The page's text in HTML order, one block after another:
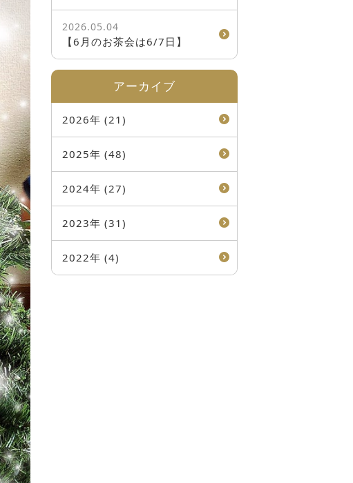
2026.05.04
【6月のお茶会は6/7日】
アーカイブ
2026年 (21)
2025年 (48)
2024年 (27)
2023年 (31)
2022年 (4)